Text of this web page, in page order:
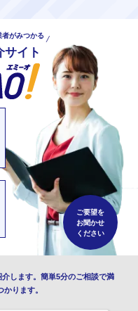
がみつかる
サイト
ご要望を
お聞かせ
ください
します。簡単5分のご相談で満
ります。